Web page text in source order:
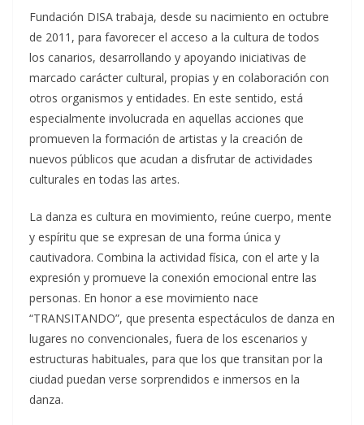
Fundación DISA trabaja, desde su nacimiento en octubre
de 2011, para favorecer el acceso a la cultura de todos
los canarios, desarrollando y apoyando iniciativas de
marcado carácter cultural, propias y en colaboración con
otros organismos y entidades. En este sentido, está
especialmente involucrada en aquellas acciones que
promueven la formación de artistas y la creación de
nuevos públicos que acudan a disfrutar de actividades
culturales en todas las artes.
La danza es cultura en movimiento, reúne cuerpo, mente
y espíritu que se expresan de una forma única y
cautivadora. Combina la actividad física, con el arte y la
expresión y promueve la conexión emocional entre las
personas. En honor a ese movimiento nace
“TRANSITANDO”, que presenta espectáculos de danza en
lugares no convencionales, fuera de los escenarios y
estructuras habituales, para que los que transitan por la
ciudad puedan verse sorprendidos e inmersos en la
danza.